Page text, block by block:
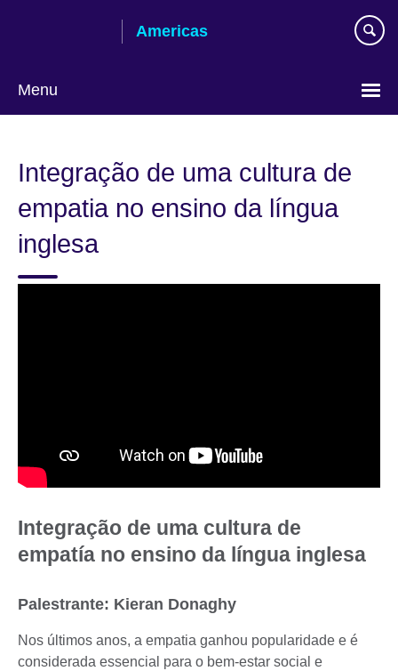
Americas
Menu
Integração de uma cultura de
empatia no ensino da língua
inglesa
Integração de uma cultura de
empatía no ensino da língua inglesa
Palestrante: Kieran Donaghy
Nos últimos anos, a empatia ganhou popularidade e é
considerada essencial para o bem-estar social e